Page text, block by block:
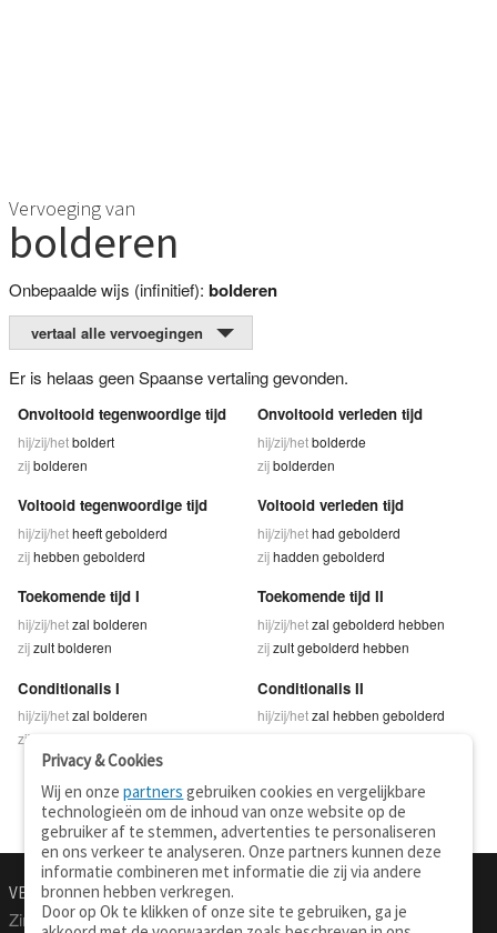
Vervoeging van
bolderen
Onbepaalde wijs (infinitief): bolderen
vertaal alle vervoegingen
Er is helaas geen Spaanse vertaling gevonden.
Onvoltooid tegenwoordige tijd
hij/zij/hetboldert
zijbolderen
Onvoltooid verleden tijd
hij/zij/hetbolderde
zijbolderden
Voltooid tegenwoordige tijd
hij/zij/hetheeft gebolderd
zijhebben gebolderd
Voltooid verleden tijd
hij/zij/hethad gebolderd
zijhadden gebolderd
Toekomende tijd I
hij/zij/hetzal bolderen
zijzult bolderen
Toekomende tijd II
hij/zij/hetzal gebolderd hebben
zijzult gebolderd hebben
Conditionalis I
hij/zij/hetzal bolderen
zij
Conditionalis II
hij/zij/hetzal hebben gebolderd
VERTALEN.NU
Zinnen vertalen Over deze site
Privacy & Cookies
Wij en onzepartners gebruiken cookies en vergelijkbare
technologieën om de inhoud van onze website op de
gebruiker af te stemmen, advertenties te personaliseren
en ons verkeer te analyseren. Onze partners kunnen deze
informatie combineren met informatie die zij via andere
bronnen hebben verkregen.
Door op Ok te klikken of onze site te gebruiken, ga je